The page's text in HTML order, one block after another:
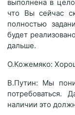
выполнена в
что Вы сейчас
полностью
будет
дальше.
О.Кожемяко:
В.Путин: Мы
потребоваться.
наличии это